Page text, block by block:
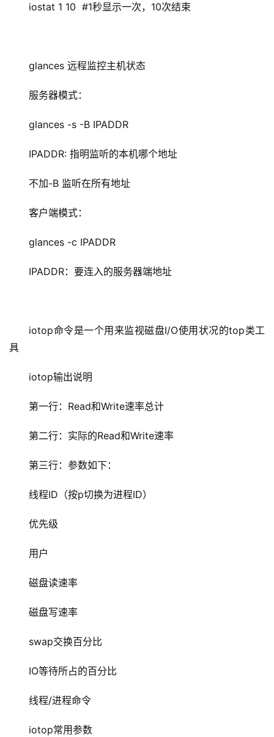
iostat 1 10  #1秒显示一次，10次结束
glances 远程监控主机状态
服务器模式：
glances -s -B IPADDR
IPADDR: 指明监听的本机哪个地址
不加-B 监听在所有地址
客户端模式：
glances -c IPADDR
IPADDR：要连入的服务器端地址
iotop命令是一个用来监视磁盘I/O使用状况的top类工
具
iotop输出说明
第一行：Read和Write速率总计
第二行：实际的Read和Write速率
第三行：参数如下：
线程ID（按p切换为进程ID）
优先级
用户
磁盘读速率
磁盘写速率
swap交换百分比
IO等待所占的百分比
线程/进程命令
iotop常用参数